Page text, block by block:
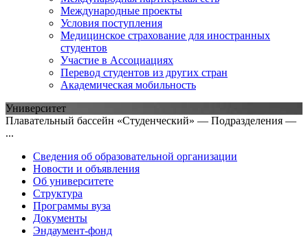
Международные проекты
Условия поступления
Медицинское страхование для иностранных
студентов
Участие в Ассоциациях
Перевод студентов из других стран
Академическая мобильность
Университет
Плавательный бассейн «Студенческий» — Подразделения —
...
Сведения об образовательной организации
Новости и объявления
Об университете
Структура
Программы вуза
Документы
Эндаумент-фонд